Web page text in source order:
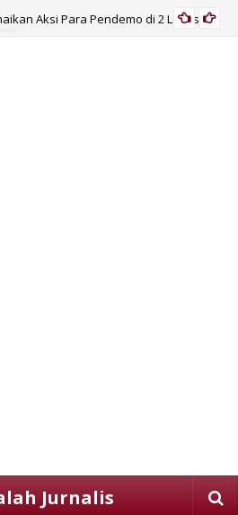
Aksi Para Pendemo di 2 Lokasi
Jurnalis